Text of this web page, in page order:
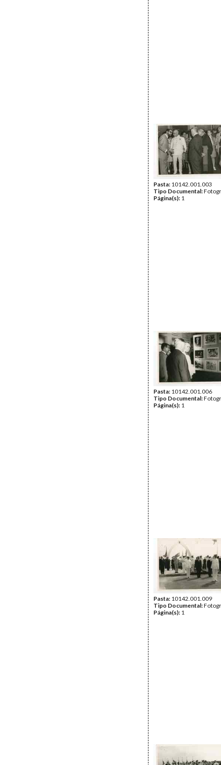
Pasta: 10142.001.003
Tipo Documental:
Página(s): 1
Pasta: 10142.001.006
Tipo Documental:
Página(s): 1
Pasta: 10142.001.009
Tipo Documental:
Página(s): 1